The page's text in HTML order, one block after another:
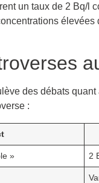
un taux de 2 Bq/l
des débats
:
» 2